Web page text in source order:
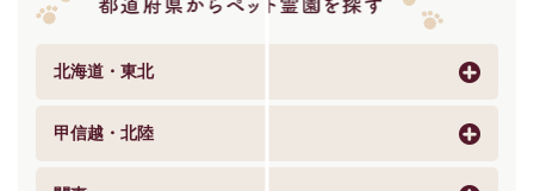
北海道・東北
甲信越・北陸